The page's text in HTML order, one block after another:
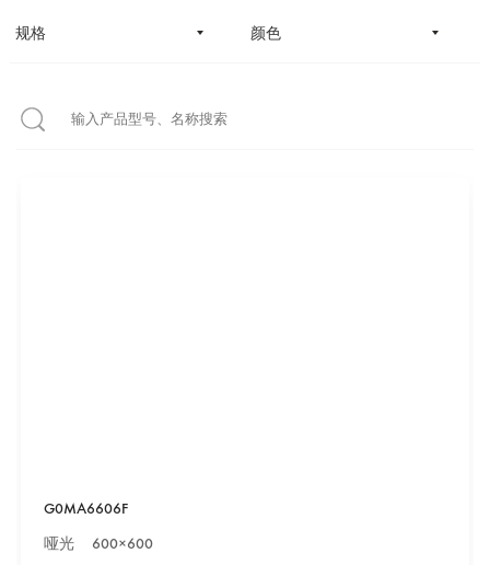
规格 颜色
G0MA6606F
哑光 600×600